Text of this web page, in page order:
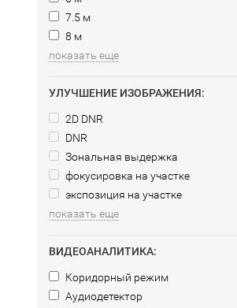
7.5 м
8 м
показать еще
УЛУЧШЕНИЕ ИЗОБРАЖЕНИЯ:
2D DNR
DNR
Зональная выдержка
фокусировка на участке
экспозиция на участке
показать еще
ВИДЕОАНАЛИТИКА:
Коридорный режим
Аудиодетектор